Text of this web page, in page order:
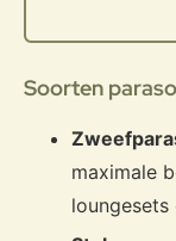
Soorten
maximale